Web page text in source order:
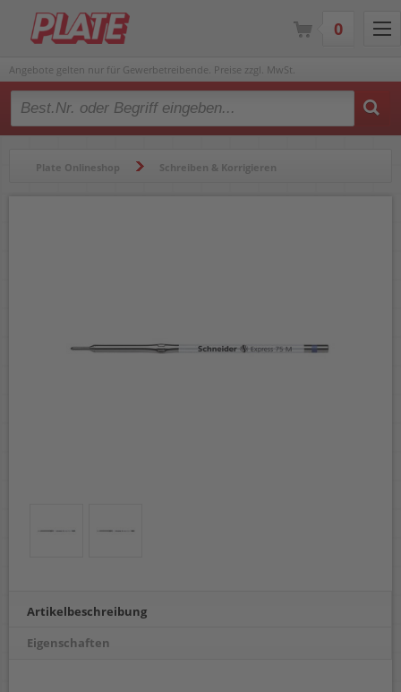
Angebote gelten nur für Gewerbetreibende. Preise zzgl. MwSt.
Type 2 or more characters for results.
Plate Onlineshop Schreiben & Korrigieren
Artikelbeschreibung
Eigenschaften
0